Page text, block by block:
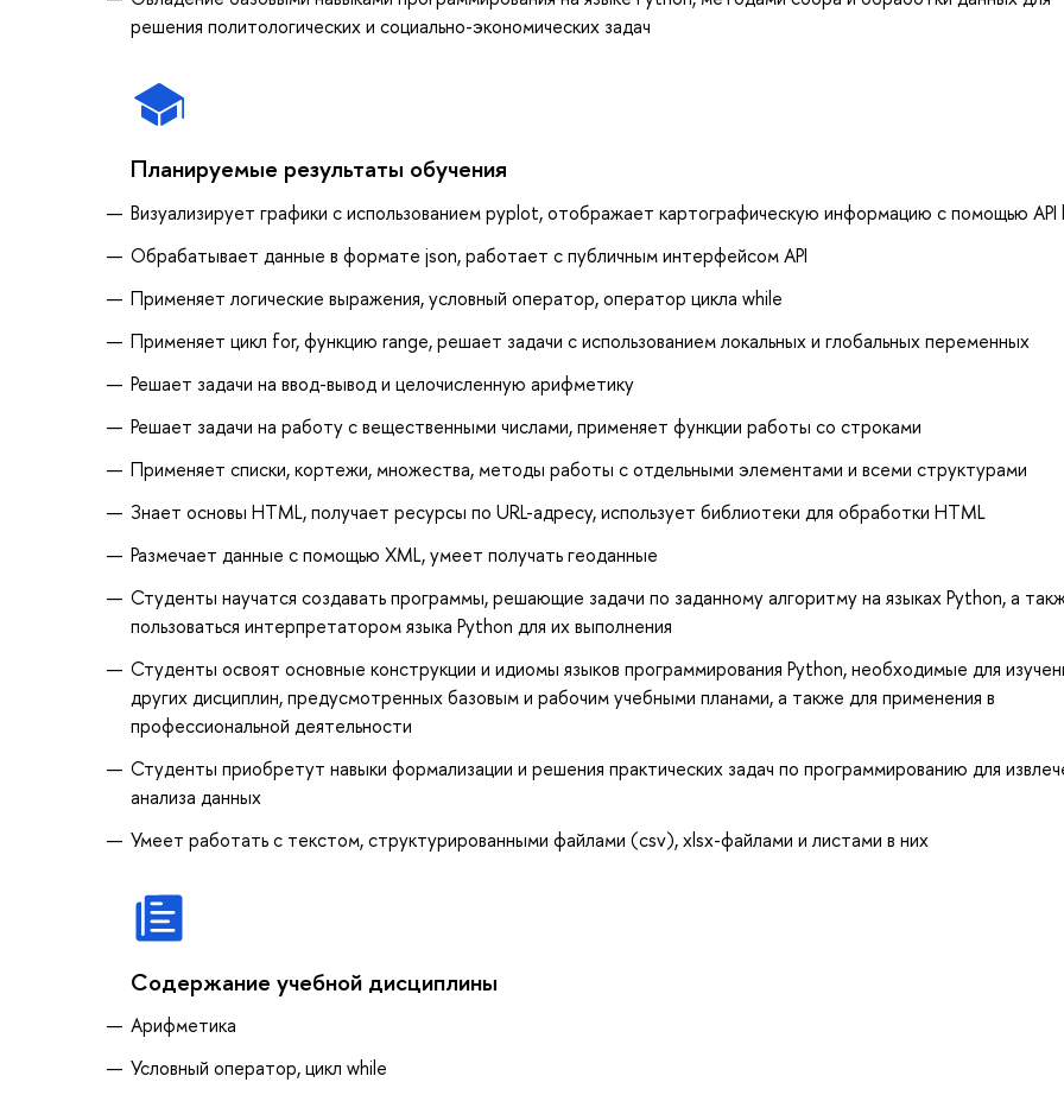
решения политологических и социально-экономических задач
Планируемые результаты обучения
Визуализирует графики с использованием pyplot, отображает картографическую информацию с помощью
Обрабатывает данные в формате json, работает с публичным интерфейсом API
Применяет логические выражения, условный оператор, оператор цикла while
Применяет цикл for, функцию range, решает задачи с использованием локальных и глобальных переменных
Решает задачи на ввод-вывод и целочисленную арифметику
Решает задачи на работу с вещественными числами, применяет функции работы со строками
Применяет списки, кортежи, множества, методы работы с отдельными элементами и всеми структурами
Знает основы HTML, получает ресурсы по URL-адресу, использует библиотеки для обработки HTML
Размечает данные с помощью XML, умеет получать геоданные
Студенты научатся создавать программы, решающие задачи по заданному алгоритму на языках Python, а
пользоваться интерпретатором языка Python для их выполнения
Студенты освоят основные конструкции и идиомы языков программирования Python, необходимые для
других дисциплин, предусмотренных базовым и рабочим учебными планами, а также для применения в
профессиональной деятельности
Студенты приобретут навыки формализации и решения практических задач по программированию для
анализа данных
Умеет работать с текстом, структурированными файлами (csv), xlsx-файлами и листами в них
Содержание учебной дисциплины
Арифметика
Условный оператор, цикл while